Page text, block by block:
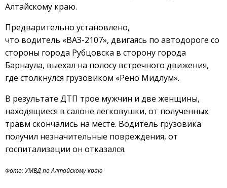
Алтайскому краю.
Предварительно установлено,
что водитель «ВАЗ-2107», двигаясь по автодороге со
стороны города Рубцовска в сторону города
Барнаула, выехал на полосу встречного движения,
где столкнулся грузовиком «Рено Мидлум».
В результате ДТП трое мужчин и две женщины,
находящиеся в салоне легковушки, от полученных
травм скончались на месте. Водитель грузовика
получил незначительные повреждения, от
госпитализации он отказался.
Фото: УМВД по Алтайскому краю